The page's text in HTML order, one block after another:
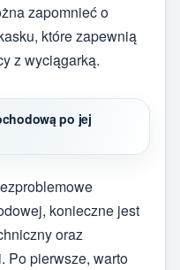
zapomnieć o
które zapewnią
z wyciągarką.
po jej
konieczne jest
oraz
Po pierwsze, warto